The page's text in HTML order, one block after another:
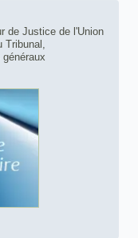
de Justice de l'Union
Tribunal,